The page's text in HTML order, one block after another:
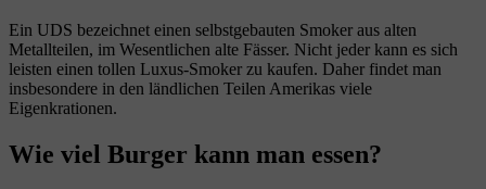
Ein UDS bezeichnet einen selbstgebauten Smoker aus alten
Metallteilen, im Wesentlichen alte Fässer. Nicht jeder kann es sich
leisten einen tollen Luxus-Smoker zu kaufen. Daher findet man
insbesondere in den ländlichen Teilen Amerikas viele
Eigenkrationen.
Wie viel Burger kann man essen?